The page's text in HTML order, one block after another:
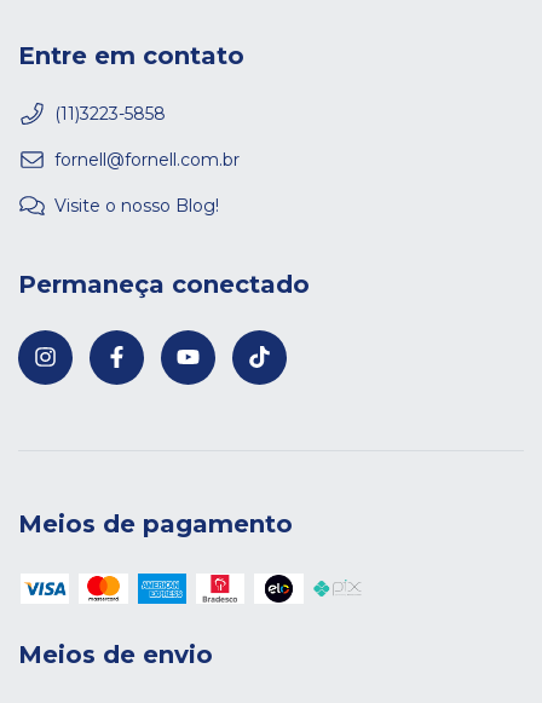
Entre em contato
(11)3223-5858
fornell@fornell.com.br
Visite o nosso Blog!
Permaneça conectado
Meios de pagamento
Meios de envio